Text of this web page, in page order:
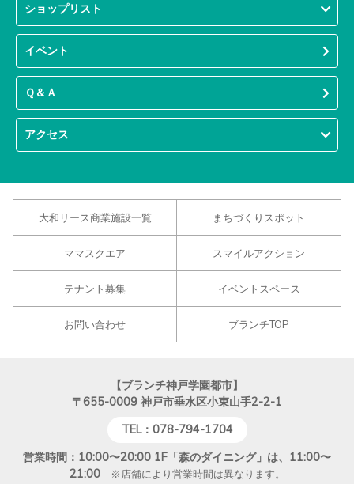
ショップリスト
イベント
Ｑ＆Ａ
アクセス
大和リース商業施設一覧 まちづくりスポット
ママスクエア スマイルアクション
テナント募集 イベントスペース
お問い合わせ ブランチTOP
【ブランチ神戸学園都市】
〒655-0009 神戸市垂水区小束山手2-2-1
TEL：078-794-1704
営業時間：10:00〜20:00 1F「森のダイニング」は、11:00〜
21:00※店舗により営業時間は異なります。